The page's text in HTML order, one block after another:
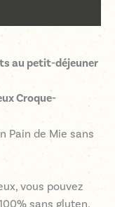
au petit-déjeuner
Croque-
Pain de Mie sans
vous pouvez
sans gluten,